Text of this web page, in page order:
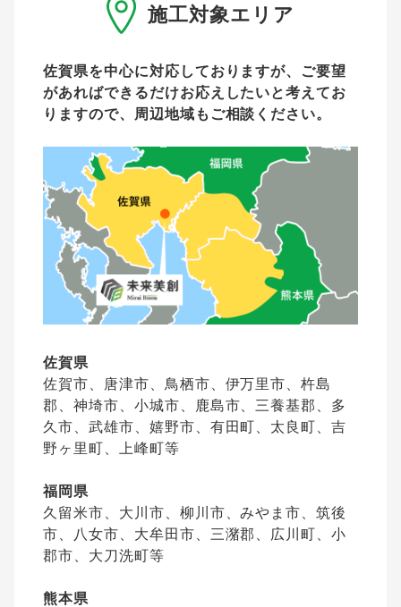
施工対象エリア
佐賀県を中心に対応しておりますが、ご要望
があればできるだけお応えしたいと考えてお
りますので、周辺地域もご相談ください。
佐賀県
佐賀市、唐津市、鳥栖市、伊万里市、杵島
郡、神埼市、小城市、鹿島市、三養基郡、多
久市、武雄市、嬉野市、有田町、太良町、吉
野ヶ里町、上峰町等
福岡県
久留米市、大川市、柳川市、みやま市、筑後
市、八女市、大牟田市、三潴郡、広川町、小
郡市、大刀洗町等
熊本県